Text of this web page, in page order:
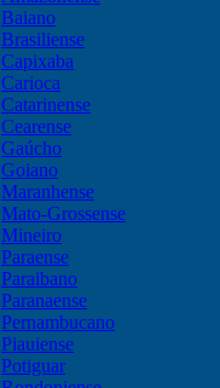
Baiano
Brasiliense
Capixaba
Carioca
Catarinense
Cearense
Gaúcho
Goiano
Maranhense
Mato-Grossense
Mineiro
Paraense
Paraibano
Paranaense
Pernambucano
Piauiense
Potiguar